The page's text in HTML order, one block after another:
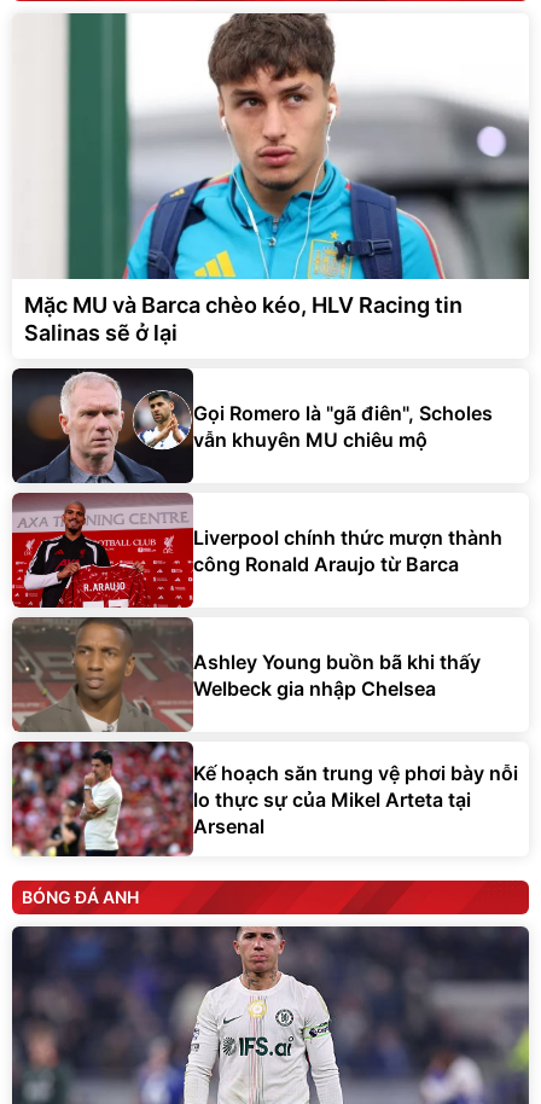
Mặc MU và Barca chèo kéo, HLV Racing tin
Salinas sẽ ở lại
Gọi Romero là "gã điên", Scholes
vẫn khuyên MU chiêu mộ
Liverpool chính thức mượn thành
công Ronald Araujo từ Barca
Ashley Young buồn bã khi thấy
Welbeck gia nhập Chelsea
Kế hoạch săn trung vệ phơi bày nỗi
lo thực sự của Mikel Arteta tại
Arsenal
BÓNG ĐÁ ANH